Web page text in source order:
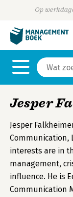
Op
Jesper
Jesper
Communication,
interests are in
management,
influence. He is
Communication